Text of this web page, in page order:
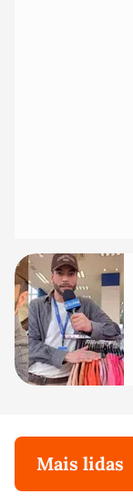
Mais lidas